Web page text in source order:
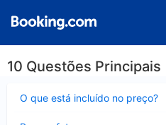
10 Questões Principais
O que está incluído no preço?
fechado